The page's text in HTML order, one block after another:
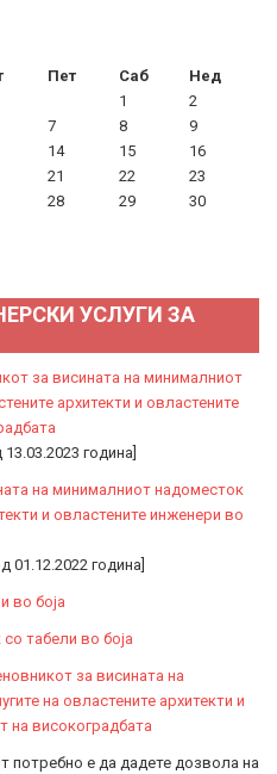
Пет Саб
Нед
1
2
7 8
9
14 15
16
21 22
23
28 29
30
УСЛУГИ ЗА
за висината на минималниот
архитекти и овластените
година]
на минималниот надоместок
и овластените инженери во
01.12.2022 година]
во боја
табели во боја
за висината на
на овластените архитекти и
на високоградбата
потребно е да дадете дозвола на